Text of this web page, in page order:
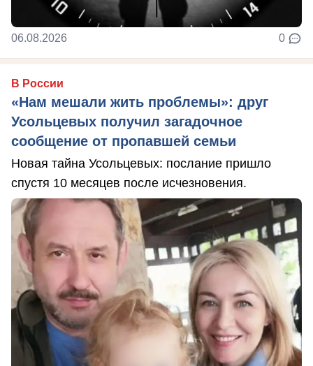
06.08.2026 0
В России
«Нам мешали жить проблемы»: друг
Усольцевых получил загадочное
сообщение от пропавшей семьи
Новая тайна Усольцевых: послание пришло
спустя 10 месяцев после исчезновения.